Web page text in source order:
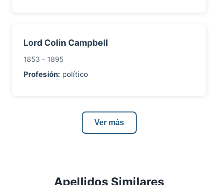
Lord Colin Campbell
1853 - 1895
Profesión: político
Ver más
Apellidos Similares